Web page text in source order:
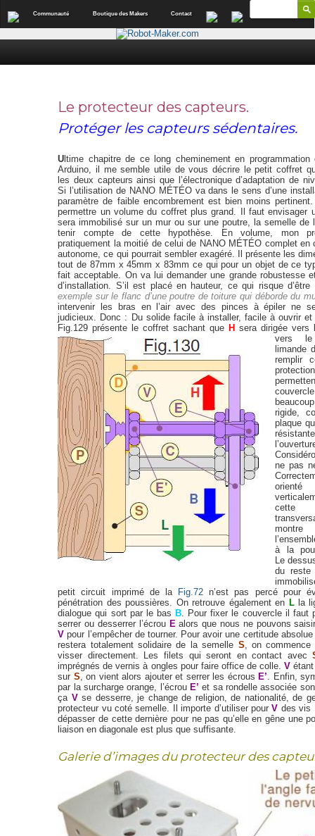
Communauté Boutique des Makers Contact
Le protecteur des capteurs.
Protéger les capteurs sédentaires.
U ltime chapitre de ce long cheminement en
Arduino, il me semble utile de vous décrire le petit coffret
les deux capteurs ainsi que l’électronique d’adaptation de
Si l’utilisation de NANO MÉTÉO va dans le sens d’une
paramètre de faible encombrement est bien moins
permettre un volume du coffret plus grand. Il faut envisager
sera immobilisé sur un mur ou sur une poutre, la semelle de
tenir compte de cette hypothèse. En volume, mon
pratiquement la moitié de celui de NANO MÉTÉO complet en
autonome, ce qui pourrait sembler exagéré. Il présente les
tout de 87mm x 45mm x 83mm ce qui pour un objet de ce
fait acceptable. On va lui demander une grande robustesse
d’installation. S’il est placé en hauteur, ce qui risque
exemple sur le flanc d’une poutre de toiture qui déborde du
intervenir les bras en l’air avec des pinces à épiler ne
judicieux. Donc : Du solide facile à installer, facile à ouvrir et
Fig.129 présente le coffret sachant que H sera dirigée
vers
limande
remplir
rigide,
plaque
ne pas
orienté
cette
montre
à la
Le
du reste
petit circuit imprimé de la Fig.72 n’est pas percé pour
pénétration des poussières. On retrouve également en Lla
dialogue qui sort par le bas B. Pour fixer le couvercle il faut
serrer ou desserrer l’écrou Ealors que nous ne pouvons
V pour l’empêcher de tourner. Pour avoir une certitude absolue
restera totalement solidaire de la semelle S, on commence
visser directement. Les filets qui seront en contact avec
imprégnés de vernis à ongles pour faire office de colle. Vétant
sur S, on vient alors ajouter et serrer les écrous E’. Enfin,
par la surcharge orange, l’écrou E’ et sa rondelle associée
ça Vse desserre, je change de religion, de nationalité, de
protecteur vu coté semelle. Il importe d’utiliser pourV des vis
dépasser de cette dernière pour ne pas qu’elle en gêne une
liaison en diagonale est plus que suffisante.
Galerie d’images du protecteur des